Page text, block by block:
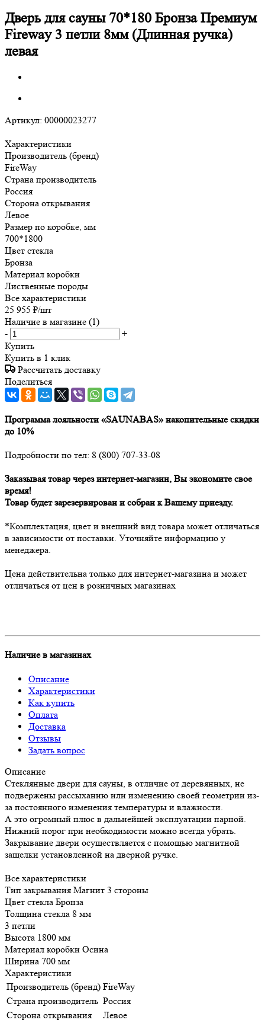
Дверь для сауны 70*180 Бронза Премиум
Fireway 3 петли 8мм (Длинная ручка)
левая
Артикул: 00000023277
Характеристики
Производитель (бренд)
FireWay
Страна производитель
Россия
Сторона открывания
Левое
Размер по коробке, мм
700*1800
Цвет стекла
Бронза
Материал коробки
Лиственные породы
Все характеристики
25 955 ₽/шт
Наличие в магазине (1)
-
+
Купить
Купить в 1 клик
Рассчитать доставку
Поделиться
Программа лояльности «SAUNABAS» накопительные скидки
до 10%
Подробности по тел: 8 (800) 707-33-08
Заказывая товар через интернет-магазин, Вы экономите свое
время!
Товар будет зарезервирован и собран к Вашему приезду.
*Комплектация, цвет и внешний вид товара может отличаться
в зависимости от поставки. Уточняйте информацию у
менеджера.
Цена действительна только для интернет-магазина и может
отличаться от цен в розничных магазинах
Наличие в магазинах
Описание
Характеристики
Как купить
Оплата
Доставка
Отзывы
Задать вопрос
Описание
Стеклянные двери для сауны, в отличие от деревянных, не
подвержены рассыханию или изменению своей геометрии из-
за постоянного изменения температуры и влажности.
А это огромный плюс в дальнейшей эксплуатации парной.
Нижний порог при необходимости можно всегда убрать.
Закрывание двери осуществляется с помощью магнитной
защелки установленной на дверной ручке.
Все характеристики
Тип закрывания Магнит 3 стороны
Цвет стекла Бронза
Толщина стекла 8 мм
3 петли
Высота 1800 мм
Материал коробки Осина
Ширина 700 мм
Характеристики
Производитель (бренд) FireWay
Страна производитель Россия
Сторона открывания
Левое